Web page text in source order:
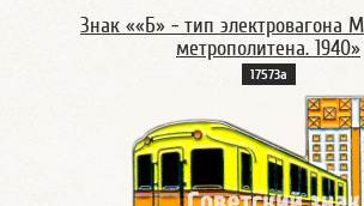
Знак ««Б» - тип электровагона
метрополитена. 1940»
17573а